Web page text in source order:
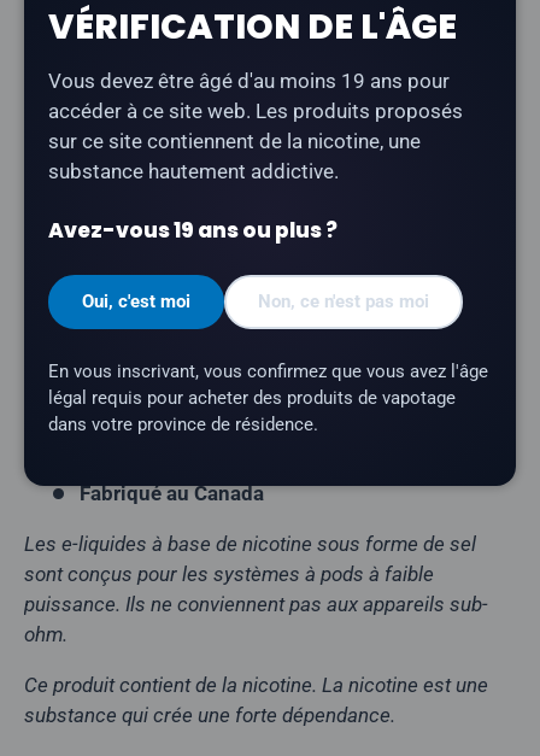
Description
Lemon Drop - Peachest un e-liquide à la pêche, au
citron et à la nicotine salée.
Type de produit : E-liquide à base de nicotine
Profil aromatique :
Pêche, Citron
Contenance du flacon :30 ml
Rapport VG/PG :50/50
Teneur en nicotine :20 mg
Fabriqué au Canada
Les e-liquides à base de nicotine sous forme de sel
sont conçus pour les systèmes à pods à faible
puissance. Ils ne conviennent pas aux appareils sub-
ohm.
Ce produit contient de la nicotine. La nicotine est une
substance qui crée une forte dépendance.
VÉRIFICATION DE L'ÂGE
Vous devez être âgé d'au moins 19 ans pour
accéder à ce site web. Les produits proposés
sur ce site contiennent de la nicotine, une
substance hautement addictive.
Avez-vous 19 ans ou plus ?
Oui, c'est moi Non, ce n'est pas moi
En vous inscrivant, vous confirmez que vous avez l'âge
légal requis pour acheter des produits de vapotage
dans votre province de résidence.